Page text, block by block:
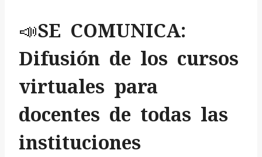
📣SE COMUNICA:
Difusión de los cursos
virtuales para
docentes de todas las
instituciones